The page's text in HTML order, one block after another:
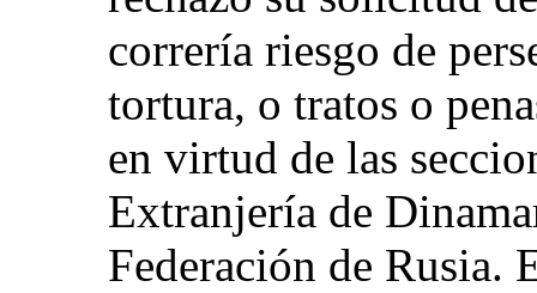
correría riesgo de
tortura, o tratos o
en virtud de las
Extranjería de
Federación de Rusia.